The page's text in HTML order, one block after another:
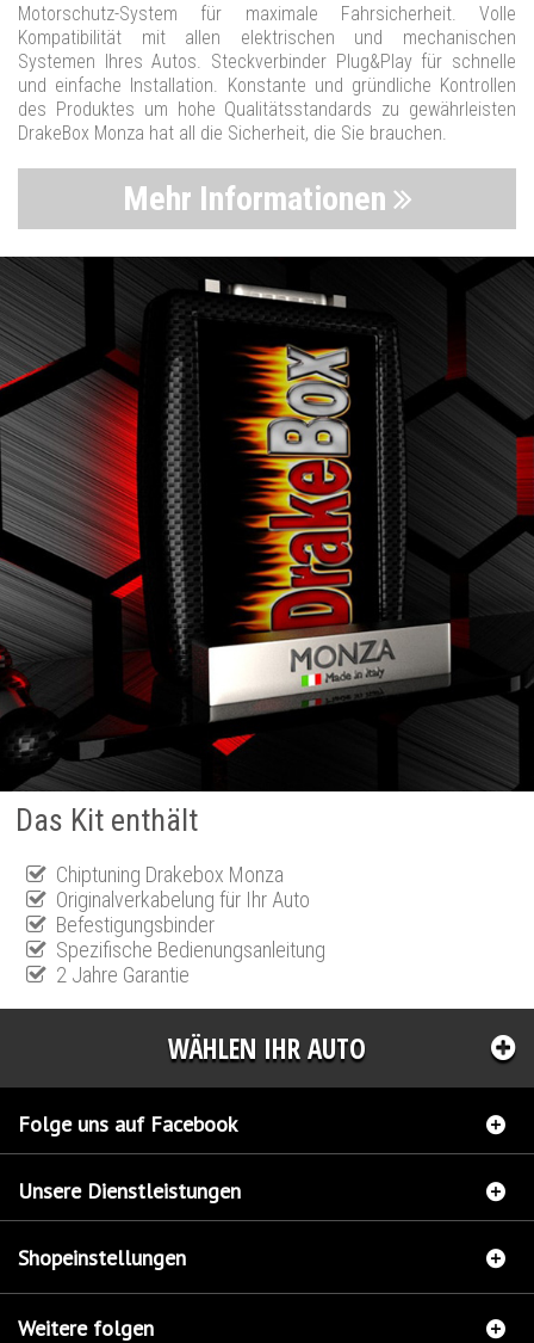
Motorschutz-System für maximale Fahrsicherheit. Volle
Kompatibilität mit allen elektrischen und mechanischen
Systemen Ihres Autos. Steckverbinder Plug&Play für schnelle
und einfache Installation. Konstante und gründliche Kontrollen
des Produktes um hohe Qualitätsstandards zu gewährleisten
DrakeBox Monza hat all die Sicherheit, die Sie brauchen.
Mehr Informationen
Das Kit enthält
Chiptuning Drakebox Monza
Originalverkabelung für Ihr Auto
Befestigungsbinder
Spezifische Bedienungsanleitung
2 Jahre Garantie
WÄHLEN IHR AUTO
Folge uns auf Facebook
Unsere Dienstleistungen
Shopeinstellungen
Weitere folgen